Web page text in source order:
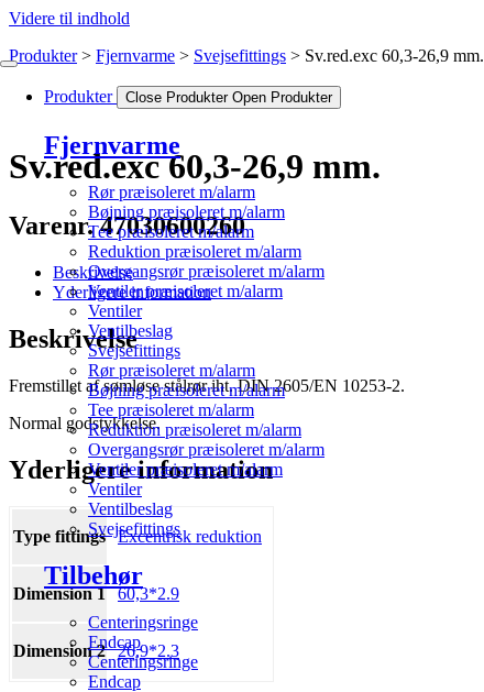
Videre til indhold
Produkter Close Produkter Open Produkter
Fjernvarme
Rør præisoleret m/alarm
Bøjning præisoleret m/alarm
Tee præisoleret m/alarm
Reduktion præisoleret m/alarm
Overgangsrør præisoleret m/alarm
Ventiler præisoleret m/alarm
Ventiler
Ventilbeslag
Svejsefittings
Rør præisoleret m/alarm
Bøjning præisoleret m/alarm
Tee præisoleret m/alarm
Reduktion præisoleret m/alarm
Overgangsrør præisoleret m/alarm
Ventiler præisoleret m/alarm
Ventiler
Ventilbeslag
Svejsefittings
Tilbehør
Centeringsringe
Endcap
Centeringsringe
Endcap
Produkter Fjernvarme Svejsefittings Sv.red.exc 60,3-26,9 mm.
Sv.red.exc 60,3-26,9 mm.
Varenr. 47030600260
Beskrivelse
Yderligere information
Beskrivelse
Fremstillet af sømløse stålrør iht. DIN 2605/EN 10253-2.
Normal godstykkelse.
Yderligere information
Type fittings Excentrisk reduktion
Dimension 1 60,3*2.9
Dimension 2 26,9*2.3